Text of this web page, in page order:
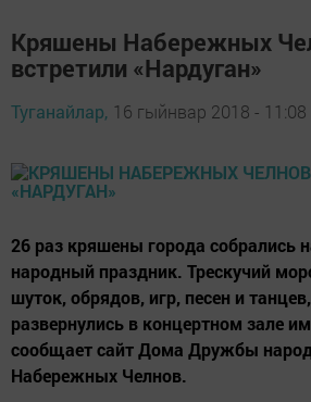
Кряшены Набережных
встретили «Нардуган»
Туганайлар, 16 гыйнвар 2018 - 11:08
26 раз кряшены города собрались
народный праздник. Трескучий
шуток, обрядов, игр, песен и
развернулись в концертном зале
сообщает сайт Дома Дружбы
Набережных Челнов.